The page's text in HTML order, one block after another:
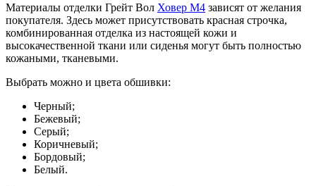
Материалы отделки Грейт Вол Ховер М4 зависят от желания
покупателя. Здесь может присутствовать красная строчка,
комбинированная отделка из настоящей кожи и
высокачественной ткани или сиденья могут быть полностью
кожаными, тканевыми.
Выбрать можно и цвета обшивки:
Черный;
Бежевый;
Серый;
Коричневый;
Бордовый;
Белый.